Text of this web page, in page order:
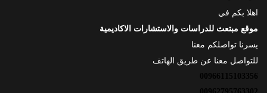
اهلا بكم في
موقع مبتعث للدراسات والاستشارات الاكاديمية
يسرنا تواصلكم معنا
للتواصل معنا عن طريق الهاتف
00966115103356